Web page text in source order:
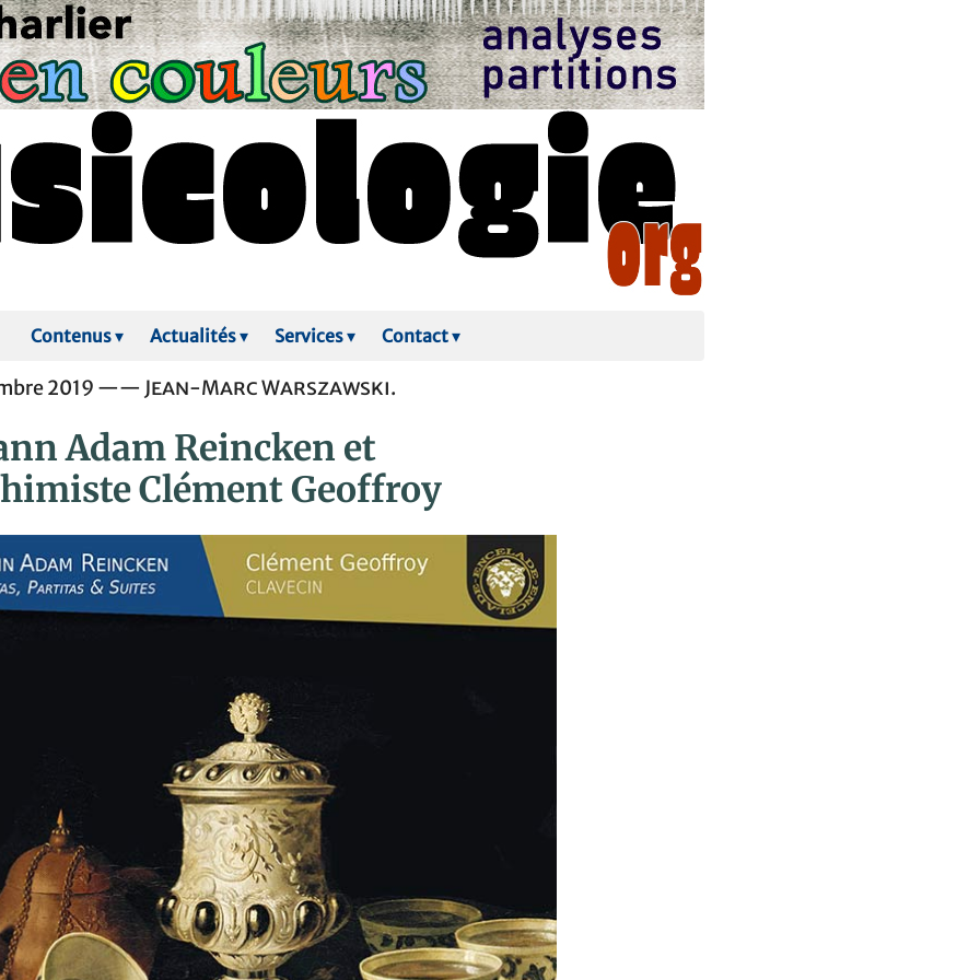
Contenus▾ Actualités▾ Services▾ Contact▾
2019 —— Jean-Marc Warszawski.
Adam Reincken et
Clément Geoffroy